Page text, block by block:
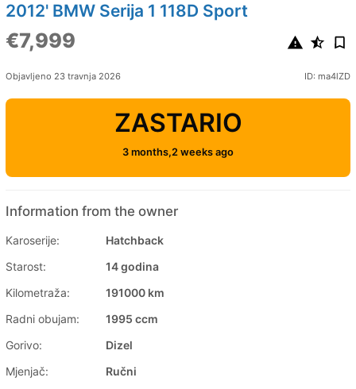
2012' BMW Serija 1 118D Sport
€7,999
Objavljeno 23 travnja 2026 ID: ma4lZD
ZASTARIO
3 months,2 weeks ago
Information from the owner
Karoserije:
Hatchback
Starost:
14 godina
Kilometraža:
191000 km
Radni obujam:
1995 ccm
Gorivo:
Dizel
Mjenjač:
Ručni